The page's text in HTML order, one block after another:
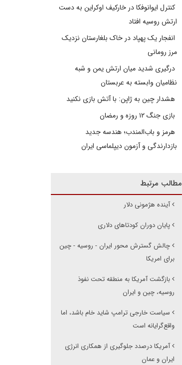
کنترل ایوانوفکا در خارکیف اوکراین به دست
ارتش روسیه افتاد
انفجار یک پهپاد در خاک بلغارستان نزدیک
مرز رومانی
درگیری شدید میان ارتش یمن و شبه
نظامیان وابسته به عربستان
هشدار چین به ژاپن: با آتش بازی نکنید
بازی جنگ ۱۲ روزه و رمضان
هرمز و باب‌المندب؛ هندسه جدید
بازدارندگی و آزمون دیپلماسی ایران
مطالب مرتبط
آینده هژمونی دلار
پایان دوران کودتاهای دلاری
چالش گسترش محور ایران - روسیه - چین
برای امریکا
بازگشت آمریکا به منطقه تحت نفوذ
روسیه، چین و ایران
سیاست خارجی ترامپ شاید خام باشد، اما
واقع‌گرایانه است
آمریکا درصدد جلوگیری از همکاری انرژی
ایران و عمان